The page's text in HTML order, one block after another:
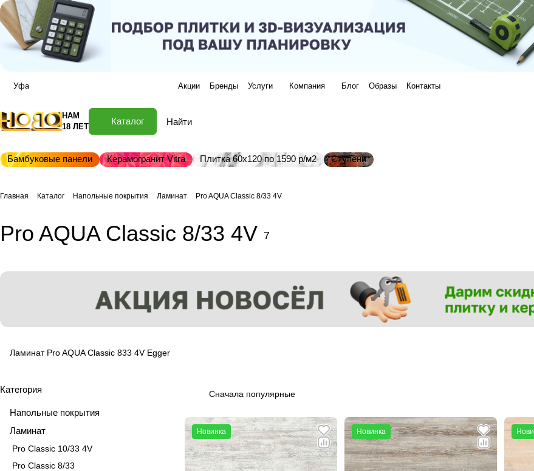
Уфа Акции Бренды Услуги Компания Блог Образы Контакты
НАМ
18 ЛЕТ
Каталог
Бамбуковые панели Керамогранит Vitra Плитка 60х120 по 1590 р/м2 Ступени
Главная Каталог Напольные покрытия Ламинат Pro AQUA Classic 8/33 4V
Pro AQUA Classic 8/33 4V 7
Ламинат Pro AQUA Classic 833 4V Egger
Сначала популярные
Новинка Новинка
Категория
Напольные покрытия
Ламинат
Pro Classic 10/33 4V
Pro Classic 8/33